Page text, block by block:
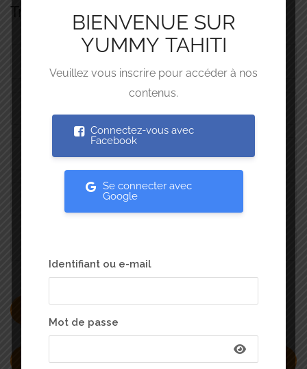
Trouver un autre établissement
Cuisine
Rechercher
BIENVENUE SUR
YUMMY TAHITI
Veuillez vous inscrire pour accéder à nos
contenus.
Connectez-vous avec
Facebook
Se connecter avec
Google
Identifiant ou e-mail
Mot de passe